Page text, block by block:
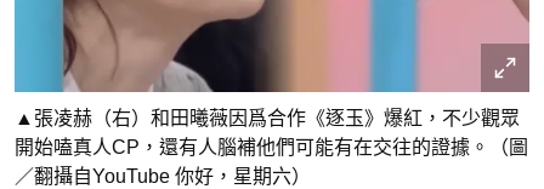
▲張凌赫（右）和田曦薇因爲合作《逐玉》爆紅，不少觀眾
開始嗑真人CP，還有人腦補他們可能有在交往的證據。（圖
／翻攝自YouTube 你好，星期六）